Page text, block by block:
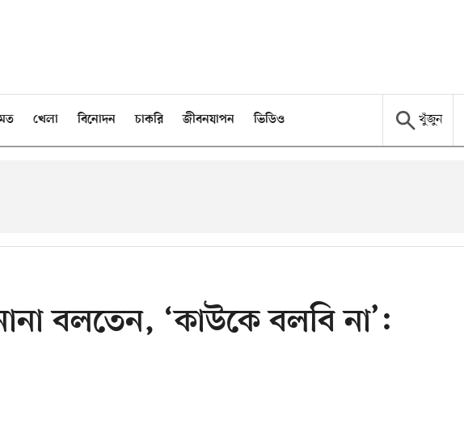
খেলা বিনোদন চাকরি জীবনযাপন ভিডিও খুঁজুন
বলতেন, ‘কাউকে বলবি না’: